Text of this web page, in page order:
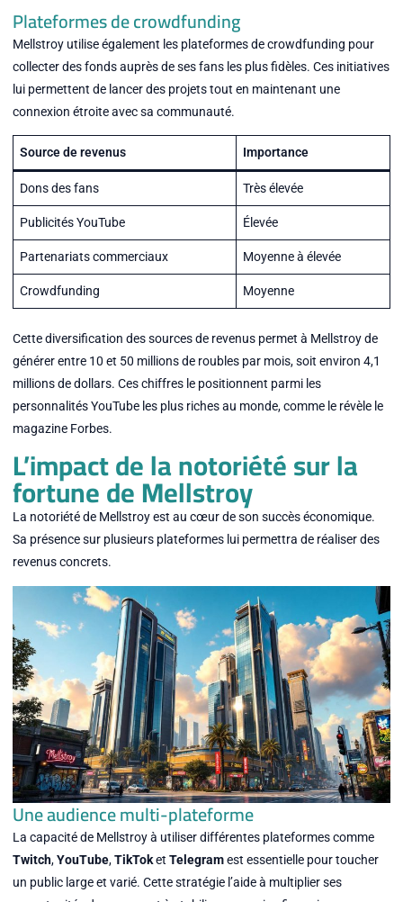
Plateformes de crowdfunding
Mellstroy utilise également les plateformes de crowdfunding pour
collecter des fonds auprès de ses fans les plus fidèles. Ces initiatives
lui permettent de lancer des projets tout en maintenant une
connexion étroite avec sa communauté.
Source de revenus Importance
Dons des fans Très élevée
Publicités YouTube Élevée
Partenariats commerciaux Moyenne à élevée
Crowdfunding Moyenne
Cette diversification des sources de revenus permet à Mellstroy de
générer entre 10 et 50 millions de roubles par mois, soit environ 4,1
millions de dollars. Ces chiffres le positionnent parmi les
personnalités YouTube les plus riches au monde, comme le révèle le
magazine Forbes.
L’impact de la notoriété sur la
fortune de Mellstroy
La notoriété de Mellstroy est au cœur de son succès économique.
Sa présence sur plusieurs plateformes lui permettra de réaliser des
revenus concrets.
Une audience multi-plateforme
La capacité de Mellstroy à utiliser différentes plateformes comme
Twitch,YouTube,TikToket Telegramest essentielle pour toucher
un public large et varié. Cette stratégie l’aide à multiplier ses